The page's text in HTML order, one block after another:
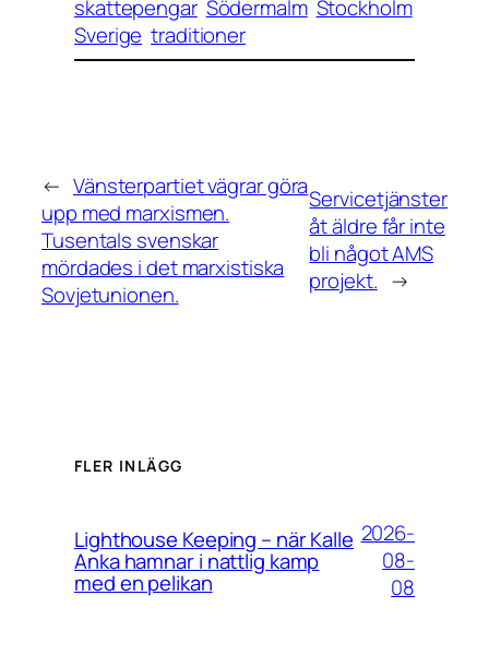
skattepengar Södermalm Stockholm
Sverige traditioner
← Vänsterpartiet vägrar göra
upp med marxismen.
Tusentals svenskar
mördades i det marxistiska
Sovjetunionen.
Servicetjänster
åt äldre får inte
bli något AMS
projekt. →
FLER INLÄGG
Lighthouse Keeping – när Kalle
Anka hamnar i nattlig kamp
med en pelikan
2026-
08-
08